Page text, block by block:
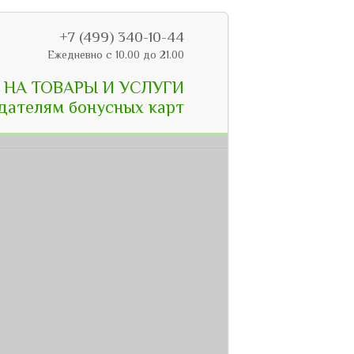
+7 (499) 340-10-44
Ежедневно с 10.00 до 21.00
ТОВАРЫ И УСЛУГИ
бонусных карт